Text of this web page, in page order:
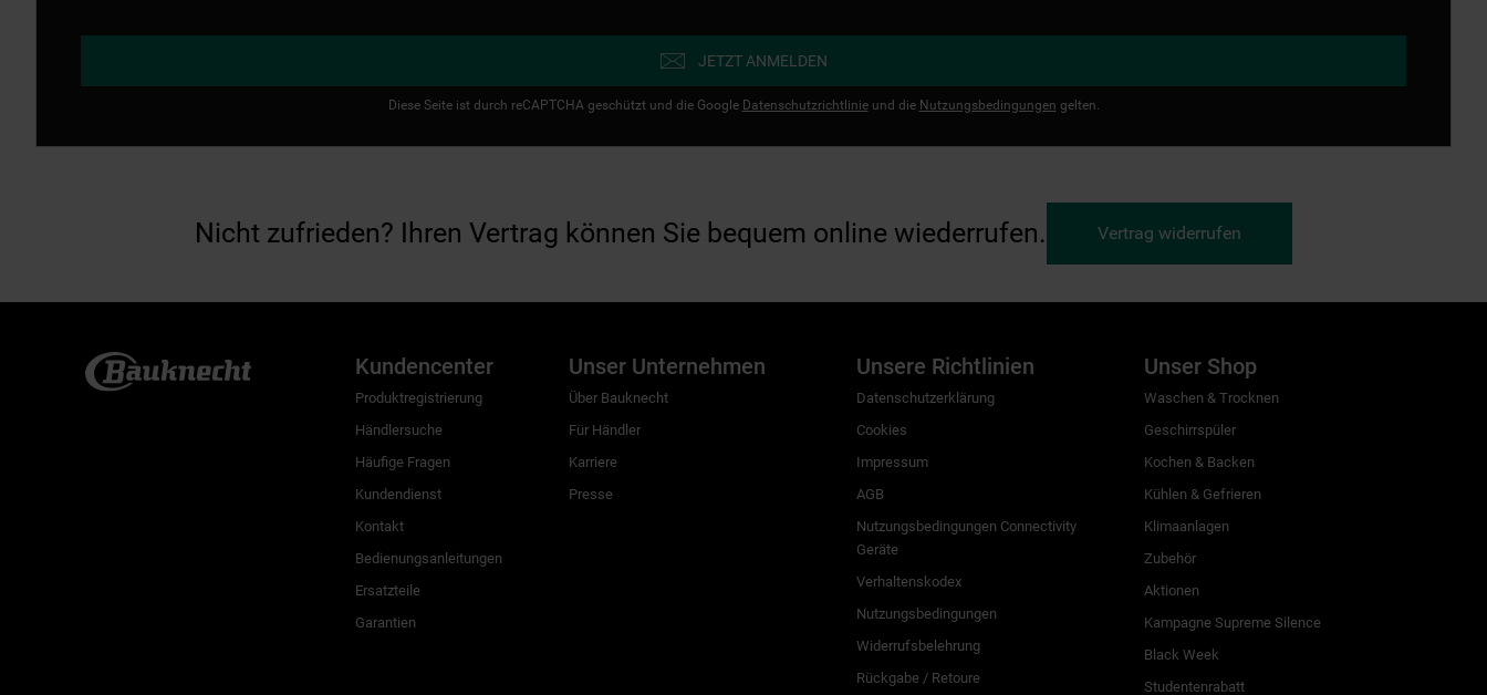
JETZT ANMELDEN
Diese Seite ist durch reCAPTCHA geschützt und die Google Datenschutzrichtlinieund die Nutzungsbedingungen gelten.
Nicht zufrieden? Ihren Vertrag können Sie bequem online wiederrufen. Vertrag widerrufen
Kundencenter
Produktregistrierung
Händlersuche
Häufige Fragen
Kundendienst
Kontakt
Bedienungsanleitungen
Ersatzteile
Garantien
Unser Unternehmen
Über Bauknecht
Für Händler
Karriere
Presse
Unsere Richtlinien
Datenschutzerklärung
Cookies
Impressum
AGB
Nutzungsbedingungen Connectivity
Geräte
Verhaltenskodex
Nutzungsbedingungen
Widerrufsbelehrung
Rückgabe / Retoure
Unser Shop
Waschen & Trocknen
Geschirrspüler
Kochen & Backen
Kühlen & Gefrieren
Klimaanlagen
Zubehör
Aktionen
Kampagne Supreme Silence
Black Week
Studentenrabatt